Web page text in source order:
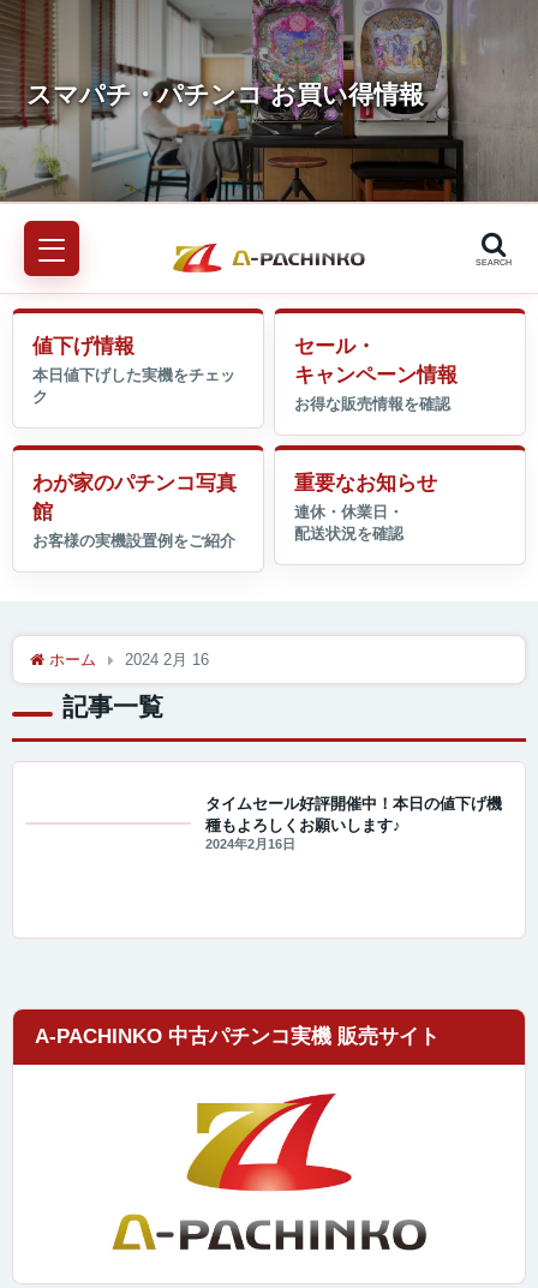
SEARCH
値下げ情報
セール・
キャンペーン情報
わが家のパチンコ写真
館
重要なお知らせ
ホーム 2024 2月 16
記事一覧
タイムセール好評開催中！本日の値下げ機
種もよろしくお願いします♪
2024年2月16日
A-PACHINKO 中古パチンコ実機 販売サイト